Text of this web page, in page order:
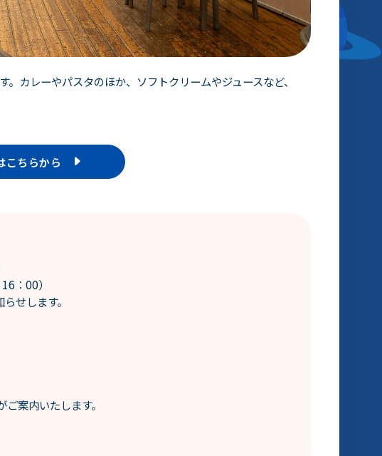
カレーやパスタのほか、ソフトクリームやジュースなど、
こちらから
：00）
せします。
案内いたします。